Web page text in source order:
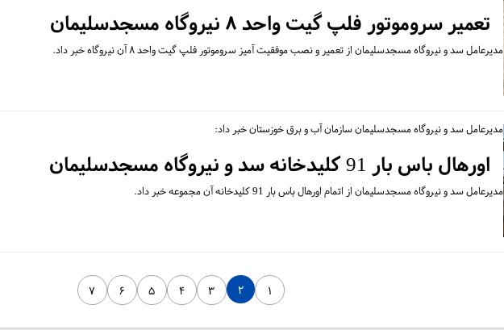
تعمیر سروموتور فلپ گیت واحد ۸ نیروگاه مسجدسلیمان
مدیرعامل سد و نیروگاه مسجدسلیمان از تعمیر و نصب موفقیت آمیز سروموتور فلپ گیت واحد ۸ آن نیروگاه خبر داد.
مدیرعامل سد و نیروگاه مسجدسلیمان سازمان آب و برق خوزستان خبر داد:
اورهال باس بار 91 کلیدخانه سد و نیروگاه مسجدسلیمان
مدیرعامل سد و نیروگاه مسجدسلیمان از اتمام اورهال باس بار 91 کلیدخانه آن مجموعه خبر داد.
۱ ۲ ۳ ۴ ۵ ۶ ۷